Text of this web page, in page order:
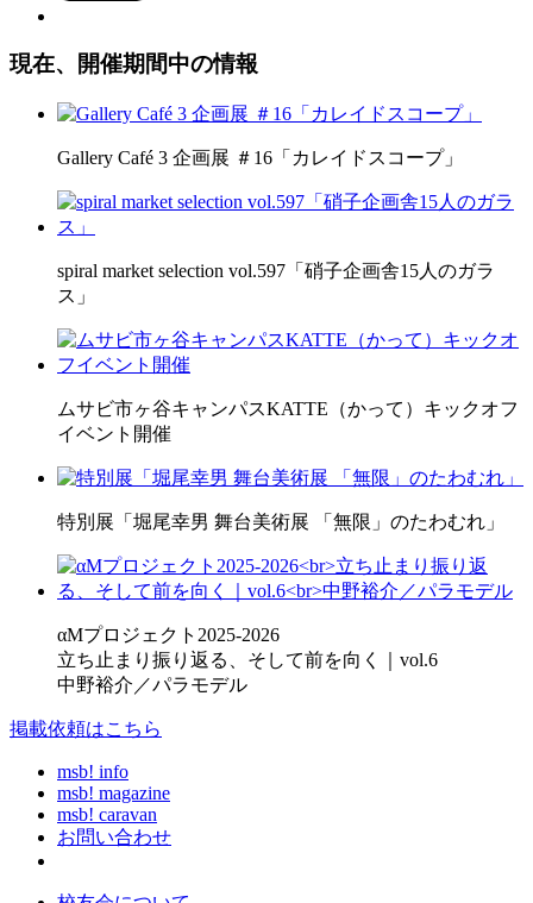
現在、開催期間中の情報
Gallery Café 3 企画展 ＃16「カレイドスコープ」
spiral market selection vol.597「硝子企画舎15人のガラ
ス」
ムサビ市ヶ谷キャンパスKATTE（かって）キックオフ
イベント開催
特別展「堀尾幸男 舞台美術展 「無限」のたわむれ」
αMプロジェクト2025-2026
立ち止まり振り返る、そして前を向く｜vol.6
中野裕介／パラモデル
掲載依頼はこちら
msb! info
msb! magazine
msb! caravan
お問い合わせ